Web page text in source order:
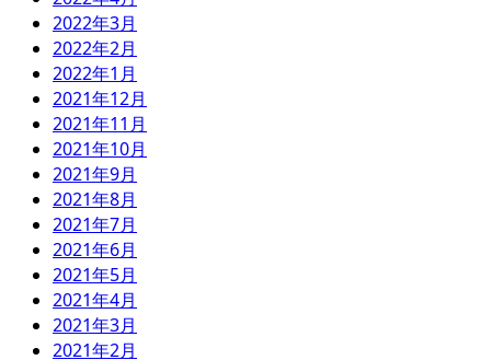
2022年3月
2022年2月
2022年1月
2021年12月
2021年11月
2021年10月
2021年9月
2021年8月
2021年7月
2021年6月
2021年5月
2021年4月
2021年3月
2021年2月